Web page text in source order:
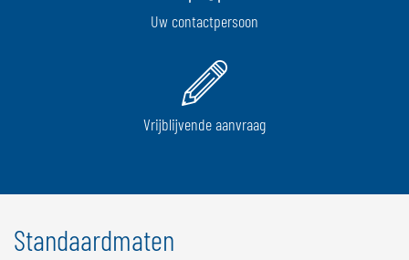
Uw contactpersoon
Vrijblijvende aanvraag
Standaardmaten